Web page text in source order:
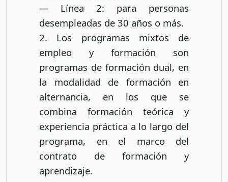
— Línea 2: para personas
desempleadas de 30 años o más.
2. Los programas mixtos de
empleo y formación son
programas de formación dual, en
la modalidad de formación en
alternancia, en los que se
combina formación teórica y
experiencia práctica a lo largo del
programa, en el marco del
contrato de formación y
aprendizaje.